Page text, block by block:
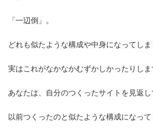
「一辺倒」。
どれも似たような構成や中身になってしま
実はこれがなかなかむずかしかったりしま
あなたは、自分のつくったサイトを見返し
以前つくったのと似たような構成になって